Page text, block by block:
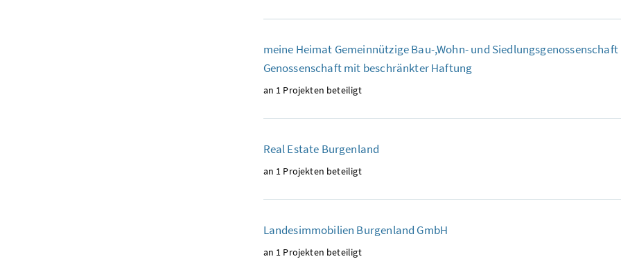
meine Heimat Gemeinnützige Bau-,Wohn- und
Genossenschaft mit beschränkter Haftung
an 1 Projekten beteiligt
Real Estate Burgenland
an 1 Projekten beteiligt
Landesimmobilien Burgenland GmbH
an 1 Projekten beteiligt